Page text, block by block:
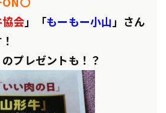
会」「もーもー小山 」さん
プレゼントも！？